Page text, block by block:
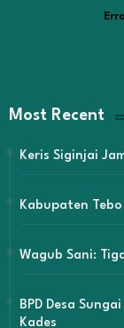
Most Recent
Keris Siginjai
Kabupaten Tebo
Wagub Sani:
BPD Desa
Kades